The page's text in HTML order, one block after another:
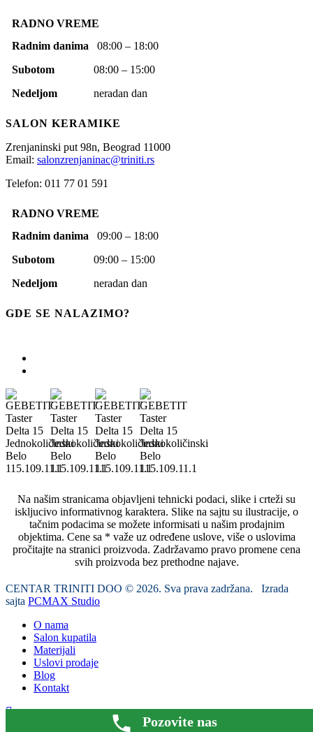
RADNO VREME
Radnim danima 08:00 – 18:00
Subotom 08:00 – 15:00
Nedeljom neradan dan
SALON KERAMIKE
Zrenjaninski put 98n, Beograd 11000
Email: salonzrenjaninac@triniti.rs
Telefon: 011 77 01 591
RADNO VREME
Radnim danima 09:00 – 18:00
Subotom 09:00 – 15:00
Nedeljom neradan dan
GDE SE NALAZIMO?
Na našim stranicama objavljeni tehnicki podaci, slike i crteži su
iskljucivo informativnog karaktera. Slike na sajtu su ilustracije, o
tačnim podacima se možete informisati u našim prodajnim
objektima. Cene sa * važe uz određene uslove, više o uslovima
pročitajte na stranici proizvoda. Zadržavamo pravo promene cena
svih proizvoda bez prethodne najave.
CENTAR TRINITI DOO © 2026. Sva prava zadržana. Izrada
sajta PCMAX Studio
O nama
Salon kupatila
Materijali
Uslovi prodaje
Blog
Kontakt
Pozovite nas